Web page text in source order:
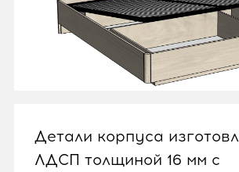
Детали корпуса
ЛДСП толщиной 16 мм с